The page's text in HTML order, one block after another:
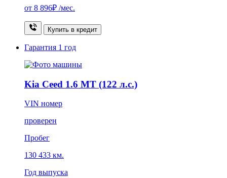
от 8 896₽ /мес.
Купить в кредит
Гарантия 1 год
Kia Ceed 1.6 MT (122 л.с.)
VIN номер
проверен
Пробег
130 433 км.
Год выпуска